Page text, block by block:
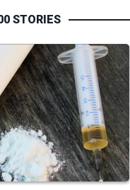
STORIES